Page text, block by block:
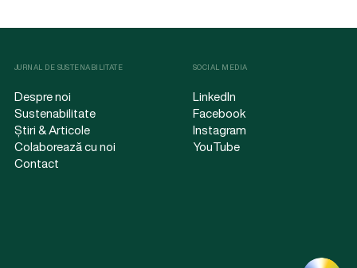
JURNAL DE SUSTENABILITATE
Despre noi
Sustenabilitate
Știri & Articole
Colaborează cu noi
Contact
SOCIAL MEDIA
LinkedIn
Facebook
Instagram
YouTube